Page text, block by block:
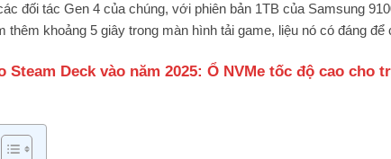
đối tác Gen 4 của chúng, với phiên bản 1TB của Samsung
thêm khoảng 5 giây trong màn hình tải game, liệu nó có đáng để
Steam Deck vào năm 2025: Ổ NVMe tốc độ cao cho